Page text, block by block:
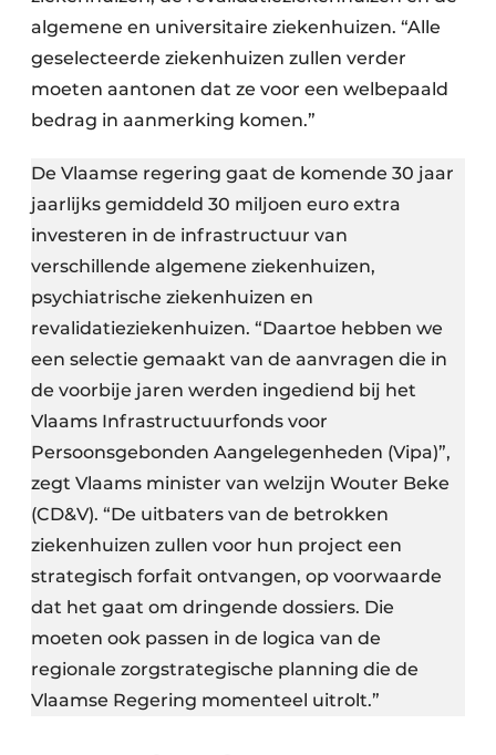
algemene en universitaire ziekenhuizen. “Alle
geselecteerde ziekenhuizen zullen verder
moeten aantonen dat ze voor een welbepaald
bedrag in aanmerking komen.”
De Vlaamse regering gaat de komende 30 jaar
jaarlijks gemiddeld 30 miljoen euro extra
investeren in de infrastructuur van
verschillende algemene ziekenhuizen,
psychiatrische ziekenhuizen en
revalidatieziekenhuizen. “Daartoe hebben we
een selectie gemaakt van de aanvragen die in
de voorbije jaren werden ingediend bij het
Vlaams Infrastructuurfonds voor
Persoonsgebonden Aangelegenheden (Vipa)”,
zegt Vlaams minister van welzijn Wouter Beke
(CD&V). “De uitbaters van de betrokken
ziekenhuizen zullen voor hun project een
strategisch forfait ontvangen, op voorwaarde
dat het gaat om dringende dossiers. Die
moeten ook passen in de logica van de
regionale zorgstrategische planning die de
Vlaamse Regering momenteel uitrolt.”